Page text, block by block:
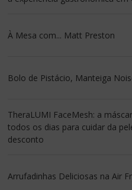
À Mesa com... Matt Preston
Bolo de Pistácio, Manteiga
TheraLUMI FaceMesh: a
todos os dias para cuidar da
desconto
Arrufadinhas Deliciosas na Air